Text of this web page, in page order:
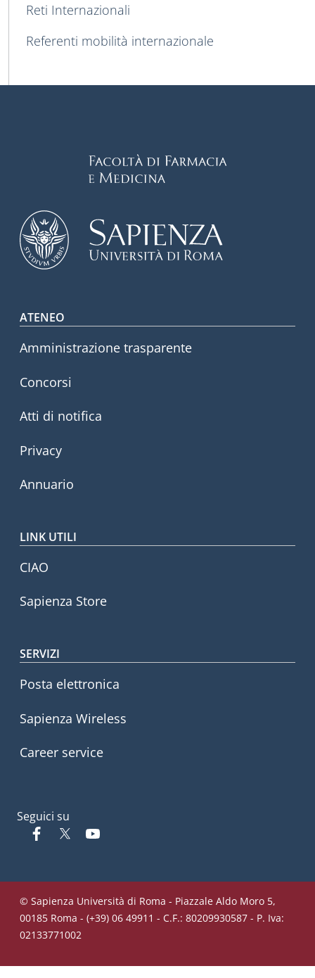
Reti Internazionali
Referenti mobilità internazionale
Footer menu
ATENEO
Amministrazione trasparente
Concorsi
Atti di notifica
Privacy
Annuario
LINK UTILI
CIAO
Sapienza Store
SERVIZI
Posta elettronica
Sapienza Wireless
Career service
Seguici su
Facebook
Twitter
© Sapienza Università di Roma - Piazzale Aldo Moro 5,
00185 Roma - (+39) 06 49911 - C.F.: 80209930587 - P. Iva:
02133771002